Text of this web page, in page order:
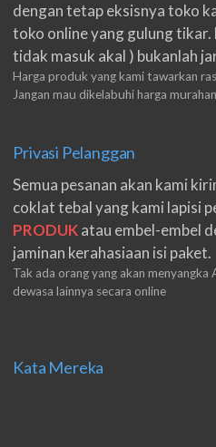
dengan tetap eksisnya toko
toko online yang gulung
tidak masuk akal ) bukanlah
Harga produk yang kami tawarkan
Jangan mau dikelabuhi harga
Privasi Pelanggan
Semua pesanan akan kami
coklat tebal yang kami lapisi
PRODUKatau embel-embel
jaminan kerahasiaan isi paket.
Tak ada orang yang akan
dewasa lainnya secara online
Kata Mereka